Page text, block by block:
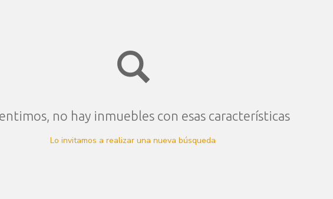
no hay inmuebles con esas características
Lo invitamos a realizar una nueva búsqueda